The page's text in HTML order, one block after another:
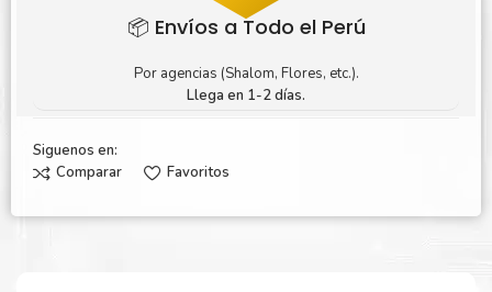
📦 Envíos a Todo el Perú
Por agencias (Shalom, Flores, etc.).
Llega en 1-2 días.
Siguenos en:
Comparar
Favoritos